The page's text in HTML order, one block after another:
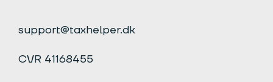
support@taxhelper.dk
CVR 41168455